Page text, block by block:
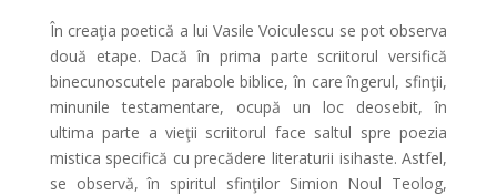
În creaţia poetică a lui Vasile Voiculescu se pot observa
două etape. Dacă în prima parte scriitorul versifică
binecunoscutele parabole biblice, în care îngerul, sfinţii,
minunile testamentare, ocupă un loc deosebit, în
ultima parte a vieţii scriitorul face saltul spre poezia
mistica specifică cu precădere literaturii isihaste. Astfel,
se observă, în spiritul sfinţilor Simion Noul Teolog,